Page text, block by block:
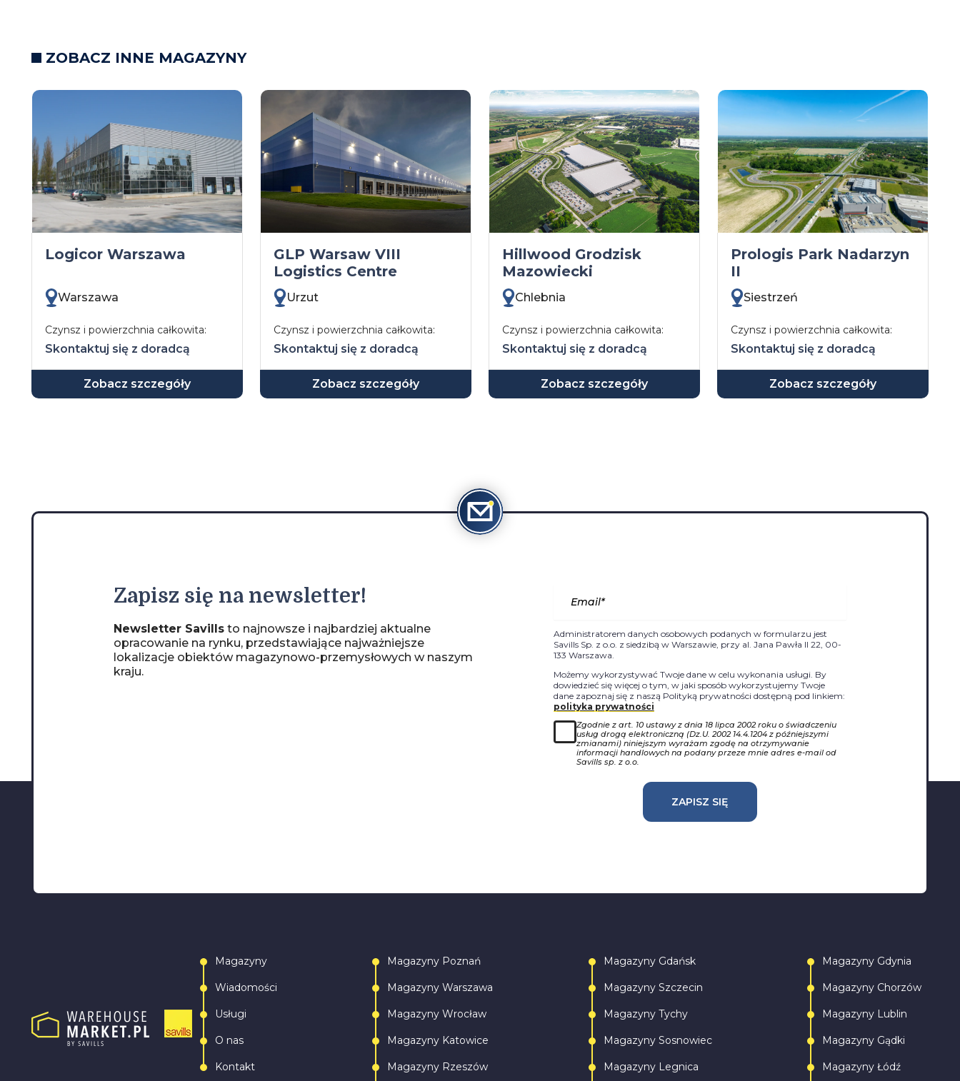
ZOBACZ INNE MAGAZYNY
Logicor Warszawa
Warszawa
Czynsz i powierzchnia całkowita:
Skontaktuj się z doradcą
Zobacz szczegóły
GLP Warsaw VIII
Logistics Centre
Urzut
Czynsz i powierzchnia całkowita:
Skontaktuj się z doradcą
Zobacz szczegóły
Hillwood Grodzisk
Mazowiecki
Chlebnia
Czynsz i powierzchnia całkowita:
Skontaktuj się z doradcą
Zobacz szczegóły
Prologis Park Nadarzyn
II
Siestrzeń
Czynsz i powierzchnia całkowita:
Skontaktuj się z doradcą
Zobacz szczegóły
Zapisz się na newsletter!
Newsletter Savills to najnowsze i najbardziej aktualne
opracowanie na rynku, przedstawiające najważniejsze
lokalizacje obiektów magazynowo-przemysłowych w naszym
kraju.
Administratorem danych osobowych podanych w formularzu jest
Savills Sp. z o.o. z siedzibą w Warszawie, przy al. Jana Pawła II 22, 00-
133 Warszawa.
Możemy wykorzystywać Twoje dane w celu wykonania usługi. By
dowiedzieć się więcej o tym, w jaki sposób wykorzystujemy Twoje
dane zapoznaj się z naszą Polityką prywatności dostępną pod linkiem:
polityka prywatności
Zgodnie z art. 10 ustawy z dnia 18 lipca 2002 roku o świadczeniu
usług drogą elektroniczną (Dz.U. 2002 14.4.1204 z późniejszymi
zmianami) niniejszym wyrażam zgodę na otrzymywanie
informacji handlowych na podany przeze mnie adres e-mail od
Savills sp. z o.o.
ZAPISZ SIĘ
Magazyny
Wiadomości
Usługi
O nas
Kontakt
Magazyny Poznań
Magazyny Warszawa
Magazyny Wrocław
Magazyny Katowice
Magazyny Rzeszów
Magazyny Gdańsk
Magazyny Szczecin
Magazyny Tychy
Magazyny Sosnowiec
Magazyny Legnica
Magazyny Gdynia
Magazyny Chorzów
Magazyny Lublin
Magazyny Gądki
Magazyny Łódź